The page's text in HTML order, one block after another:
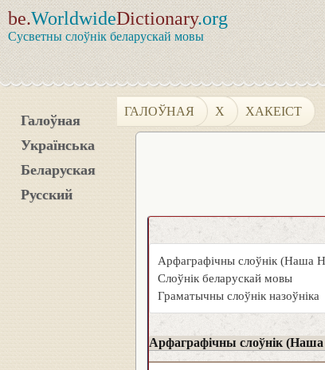
be.WorldwideDictionary.org
Сусветны слоўнік беларускай мовы
Галоўная
Українська
Беларуская
Русский
ГАЛОЎНАЯ Х ХАКЕІСТ
Арфаграфічны слоўнік (Наша
Слоўнік беларускай мовы
Граматычны слоўнік назоўніка
Арфаграфічны слоўнік (Наша